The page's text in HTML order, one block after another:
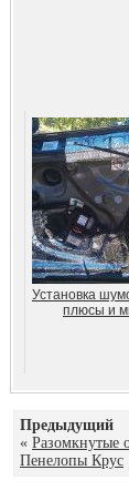
Установка
плюсы и
Предыдущий
« Разомкнутые
Пенелопы Крус